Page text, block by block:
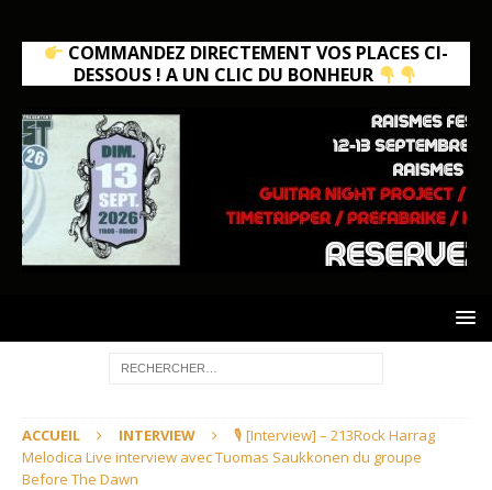
COMMANDEZ DIRECTEMENT VOS PLACES CI-
DESSOUS ! A UN CLIC DU BONHEUR
ACCUEIL INTERVIEW
🎙 [Interview] – 213Rock Harrag
Melodica Live interview avec Tuomas Saukkonen du groupe
Before The Dawn